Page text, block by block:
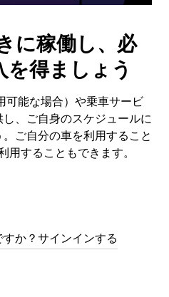
に稼働し、必
得ましょう
可能な場合）や乗車サービ
、ご自身のスケジュールに
ご自分の車を利用すること
用することもできます。
か？サインインする